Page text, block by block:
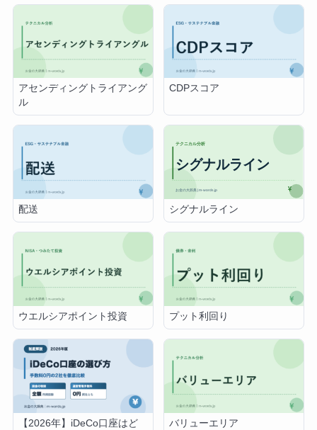
アセンディングトライアング
ル
CDPスコア
配送 シグナルライン
ウエルシアポイント投資 プット利回り
【2026年】iDeCo口座はど
バリューエリア